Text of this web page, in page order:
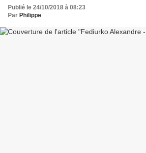
Publié le 24/10/2018 à 08:23
Par Philippe